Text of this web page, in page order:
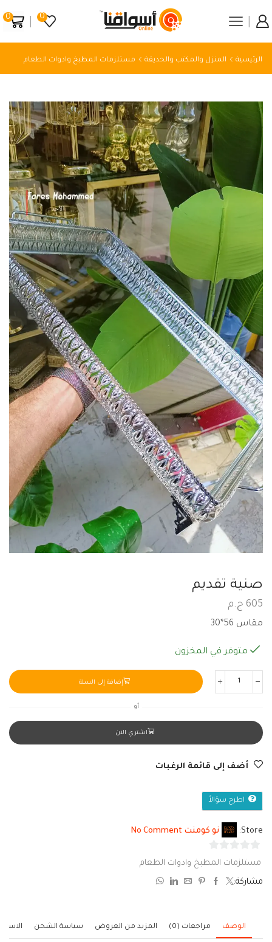
0
0
الرئيسية المنزل والمكتب والحديقة مستلزمات المطبخ وادوات الطعام
صنية تقديم
605 ج.م
مقاس 56*30
متوفر في المخزون
إضافة إلى السلة
أو
اشتري الان
أضف إلى قائمة الرغبات
اطرح سؤالاً
Store: نو كومنت No Comment
0
مستلزمات المطبخ وادوات الطعام
مشاركة:
الوصف مراجعات (0) المزيد من العروض سياسة الشحن